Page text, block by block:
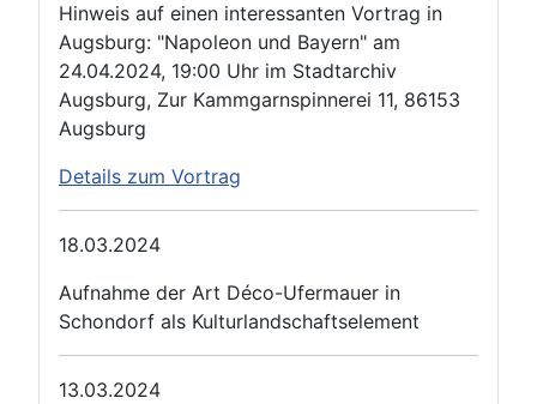
Hinweis auf einen interessanten Vortrag in
Augsburg: "Napoleon und Bayern" am
24.04.2024, 19:00 Uhr im Stadtarchiv
Augsburg, Zur Kammgarnspinnerei 11, 86153
Augsburg
Details zum Vortrag
18.03.2024
Aufnahme der Art Déco-Ufermauer in
Schondorf als Kulturlandschaftselement
13.03.2024